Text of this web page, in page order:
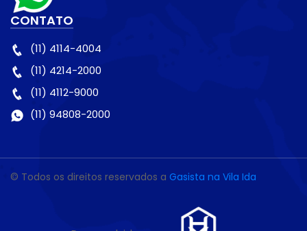
CONTATO
(11) 4114-4004
(11) 4214-2000
(11) 4112-9000
(11) 94808-2000
© Todos os direitos reservados a Gasista na Vila Ida